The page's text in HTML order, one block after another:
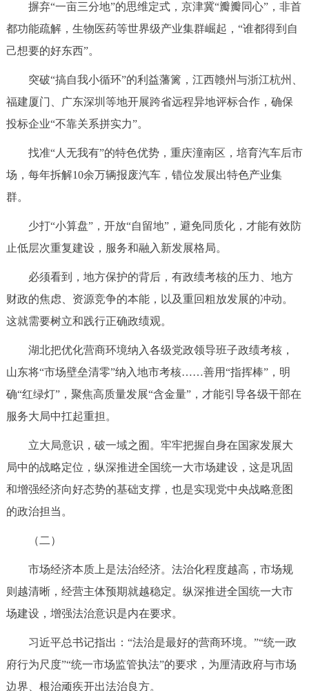
摒弃“一亩三分地”的思维定式，京津冀“瓣瓣同心”，非首
都功能疏解，生物医药等世界级产业集群崛起，“谁都得到自
己想要的好东西”。
突破“搞自我小循环”的利益藩篱，江西赣州与浙江杭州、
福建厦门、广东深圳等地开展跨省远程异地评标合作，确保
投标企业“不靠关系拼实力”。
找准“人无我有”的特色优势，重庆潼南区，培育汽车后市
场，每年拆解10余万辆报废汽车，错位发展出特色产业集
群。
少打“小算盘”，开放“自留地”，避免同质化，才能有效防
止低层次重复建设，服务和融入新发展格局。
必须看到，地方保护的背后，有政绩考核的压力、地方
财政的焦虑、资源竞争的本能，以及重回粗放发展的冲动。
这就需要树立和践行正确政绩观。
湖北把优化营商环境纳入各级党政领导班子政绩考核，
山东将“市场壁垒清零”纳入地市考核……善用“指挥棒”，明
确“红绿灯”，聚焦高质量发展“含金量”，才能引导各级干部在
服务大局中扛起重担。
立大局意识，破一域之囿。牢牢把握自身在国家发展大
局中的战略定位，纵深推进全国统一大市场建设，这是巩固
和增强经济向好态势的基础支撑，也是实现党中央战略意图
的政治担当。
（二）
市场经济本质上是法治经济。法治化程度越高，市场规
则越清晰，经营主体预期就越稳定。纵深推进全国统一大市
场建设，增强法治意识是内在要求。
习近平总书记指出：“法治是最好的营商环境。”“统一政
府行为尺度”“统一市场监管执法”的要求，为厘清政府与市场
边界、根治顽疾开出法治良方。